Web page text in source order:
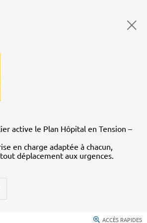
active le Plan Hôpital en Tension –
en charge adaptée à chacun,
déplacement aux urgences.
ACCÈS RAPIDES